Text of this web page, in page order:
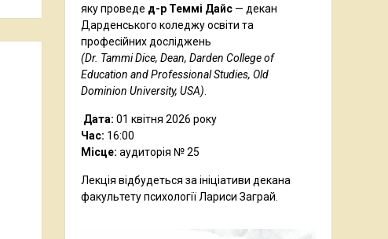
яку проведе д-р Теммі Дайс — декан
Дарденського коледжу освіти та
професійних досліджень
(Dr. Tammi Dice, Dean, Darden College of
Education and Professional Studies, Old
Dominion University, USA)
Дата: 01 квітня 2026 року
Час: 16:00
Місце: аудиторія № 25
Лекція відбудеться за ініціативи декана
факультету психології Лариси Заграй.